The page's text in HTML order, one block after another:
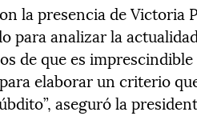
la presencia de Victoria
para analizar la
de que es
elaborar un criterio
aseguró la